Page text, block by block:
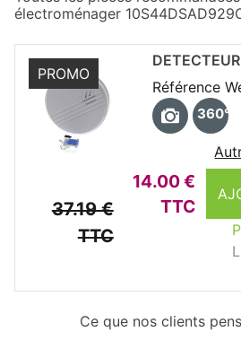
électroménager
PROMO
37.19 €
TTC
14.00 €
TTC
Référence
360°
Ce que nos clients